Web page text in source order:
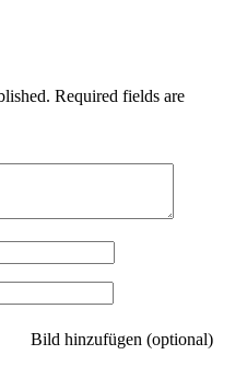
Required fields are
Bild hinzufügen (optional)